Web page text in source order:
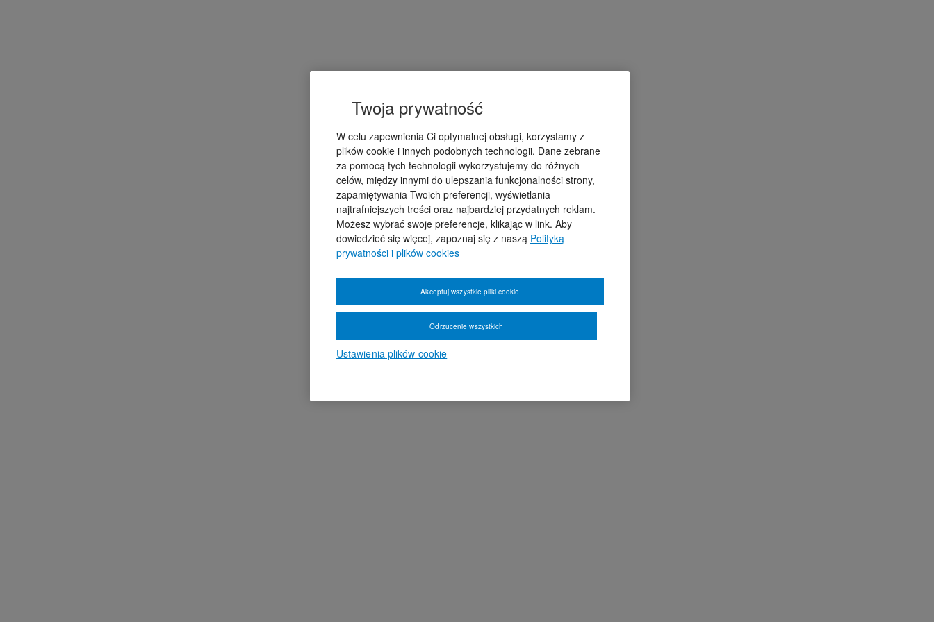
Twoja prywatność
W celu zapewnienia Ci optymalnej obsługi, korzystamy z
plików cookie i innych podobnych technologii. Dane zebrane
za pomocą tych technologii wykorzystujemy do różnych
celów, między innymi do ulepszania funkcjonalności strony,
zapamiętywania Twoich preferencji, wyświetlania
najtrafniejszych treści oraz najbardziej przydatnych reklam.
Możesz wybrać swoje preferencje, klikając w link. Aby
dowiedzieć się więcej, zapoznaj się z naszą Polityką
prywatności i plików cookies
Ustawienia plików cookie
Odrzucenie wszystkich
Akceptuj wszystkie pliki cookie